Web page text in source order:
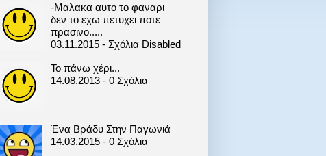
-Μαλακα αυτο το φαναρι
δεν το εχω πετυχει ποτε
πρασινο.....
03.11.2015 - Σχόλια Disabled
Το πάνω χέρι...
14.08.2013 - 0 Σχόλια
Ένα Βράδυ Στην Παγωνιά
14.03.2015 - 0 Σχόλια